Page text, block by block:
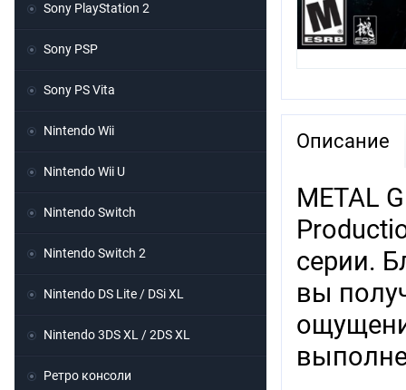
Описание
METAL
серии.
вы
Sony PlayStation 2
Sony PSP
Sony PS Vita
Nintendo Wii
Nintendo Wii U
Nintendo Switch
Nintendo Switch 2
Nintendo DS Lite / DSi XL
Nintendo 3DS XL / 2DS XL
Ретро консоли